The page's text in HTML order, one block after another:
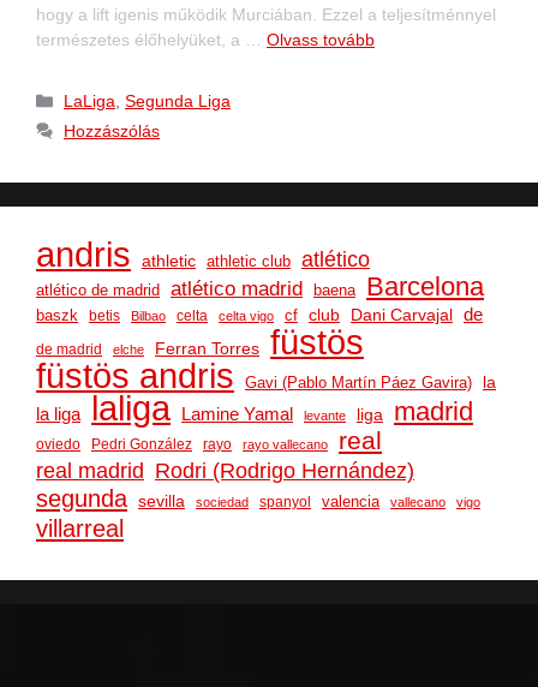
hogy a lift igenis működik Murciában. Ezzel a teljesítménnyel
természetes élőhelyüket, a … Olvass tovább
LaLiga,Segunda Liga
Hozzászólás
andris athletic athletic club atlético
atlético de madrid atlético madrid baena Barcelona
baszk betis Bilbao celta celta vigo cf club Dani Carvajal de
de madrid elche Ferran Torres füstös
füstös andris
Gavi (Pablo Martín Páez Gavira)
la
la liga
laliga Lamine Yamal levante liga madrid
oviedo Pedri González rayo rayo vallecano real
real madrid Rodri (Rodrigo Hernández)
segunda sevilla sociedad spanyol valencia vallecano vigo
villarreal